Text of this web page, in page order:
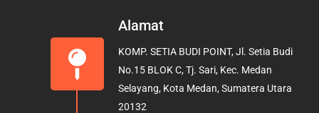
e
o
o
k
t
g
r
a
b
e
Alamat
KOMP. SETIA BUDI POINT, Jl. Setia Budi
No.15 BLOK C, Tj. Sari, Kec. Medan
Selayang, Kota Medan, Sumatera Utara
20132